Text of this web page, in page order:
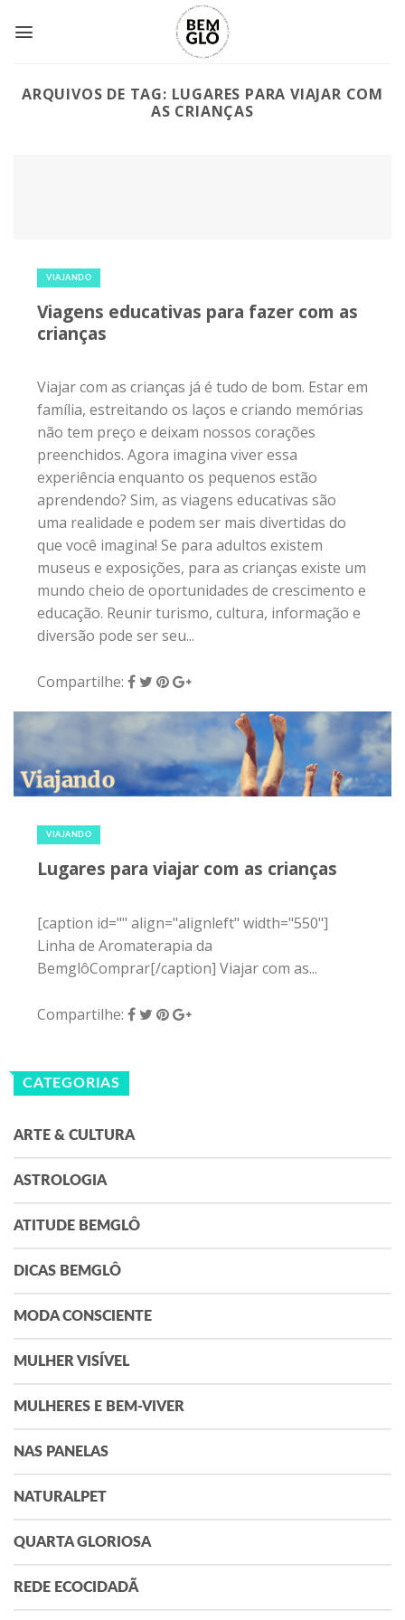
ARQUIVOS DE TAG: LUGARES PARA VIAJAR COM
AS CRIANÇAS
VIAJANDO
Viagens educativas para fazer com as
crianças
Viajar com as crianças já é tudo de bom. Estar em
família, estreitando os laços e criando memórias
não tem preço e deixam nossos corações
preenchidos. Agora imagina viver essa
experiência enquanto os pequenos estão
aprendendo? Sim, as viagens educativas são
uma realidade e podem ser mais divertidas do
que você imagina! Se para adultos existem
museus e exposições, para as crianças existe um
mundo cheio de oportunidades de crescimento e
educação. Reunir turismo, cultura, informação e
diversão pode ser seu...
Compartilhe:
VIAJANDO
Lugares para viajar com as crianças
[caption id="" align="alignleft" width="550"]
Linha de Aromaterapia da
BemglôComprar[/caption] Viajar com as...
Compartilhe:
CATEGORIAS
ARTE & CULTURA
ASTROLOGIA
ATITUDE BEMGLÔ
DICAS BEMGLÔ
MODA CONSCIENTE
MULHER VISÍVEL
MULHERES E BEM-VIVER
NAS PANELAS
NATURALPET
QUARTA GLORIOSA
REDE ECOCIDADÃ